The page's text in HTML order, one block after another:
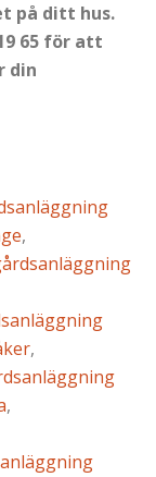
på ditt hus.
65 för att
din
,
,
,